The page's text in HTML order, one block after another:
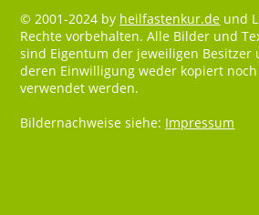
© 2001-2024 by heilfastenkur.de und
Rechte vorbehalten. Alle Bilder und
sind Eigentum der jeweiligen
deren Einwilligung weder kopiert
verwendet werden.
Bildernachweise siehe: Impressum